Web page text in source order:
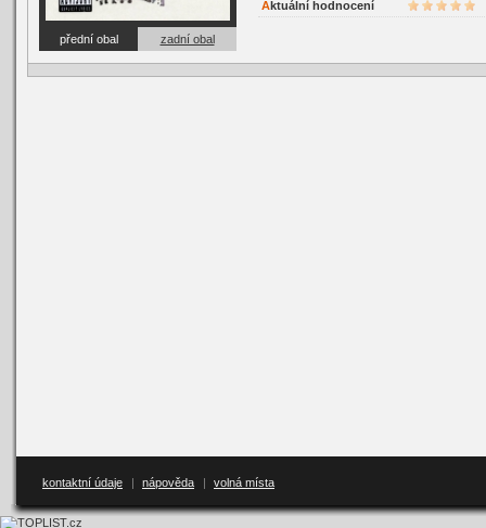
přední obal zadní obal
Aktuální hodnocení
kontaktní údaje | nápověda | volná místa